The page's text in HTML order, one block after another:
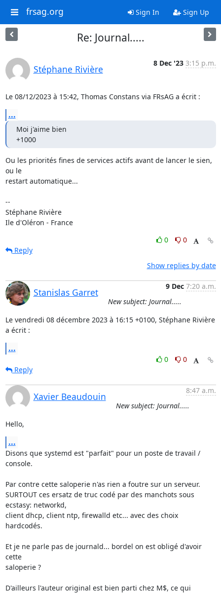
frsag.org Sign In Sign Up
Re: Journal.....
Stéphane Rivière
8 Dec '23 3:15 p.m.
Le 08/12/2023 à 15:42, Thomas Constans via FRsAG a écrit :
...
Moi j'aime bien
+1000
Ou les priorités fines de services actifs avant de lancer le sien,
ou le
restart automatique...
--
Stéphane Rivière
Ile d'Oléron - France
0
0
Reply
Show replies by date
Stanislas Garret
9 Dec 7:20 a.m.
New subject: Journal.....
Le vendredi 08 décembre 2023 à 16:15 +0100, Stéphane Rivière
a écrit :
...
0
0
Reply
Xavier Beaudouin
8:47 a.m.
New subject: Journal.....
Hello,
...
Disons que systemd est "parfait" pour un poste de travail /
console.
Par contre cette saloperie n'as rien a foutre sur un serveur.
SURTOUT ces ersatz de truc codé par des manchots sous
ecstasy: networkd,
client dhcp, client ntp, firewalld etc... avec des choix
hardcodés.
Et je ne parle pas de journald... bordel on est obligé d'avoir
cette
saloperie ?
D'ailleurs l'auteur original est bien parti chez M$, ce qui